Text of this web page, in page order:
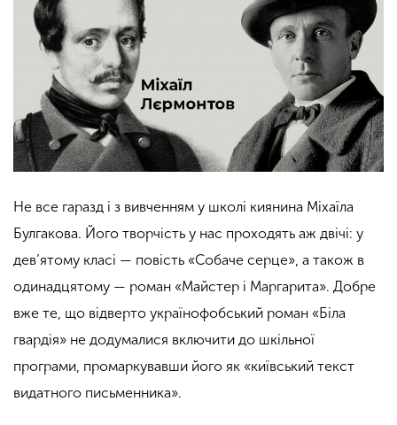
Не все гаразд і з вивченням у школі киянина Міхаїла
Булгакова. Його творчість у нас проходять аж двічі: у
дев’ятому класі — повість «Собаче серце», а також в
одинадцятому — роман «Майстер і Маргарита». Добре
вже те, що відверто українофобський роман «Біла
гвардія» не додумалися включити до шкільної
програми, промаркувавши його як «київський текст
видатного письменника».